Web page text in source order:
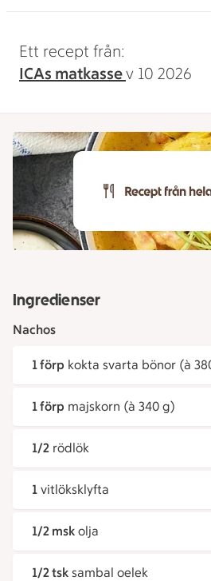
Ett recept från:
ICAs matkassev 10 2026
Ingredienser
Nachos
1 förp kokta svarta bönor (à
1 förp majskorn (à 340 g)
1/2 rödlök
1 vitlöksklyfta
1/2 msk olja
1/2 tsk sambal oelek